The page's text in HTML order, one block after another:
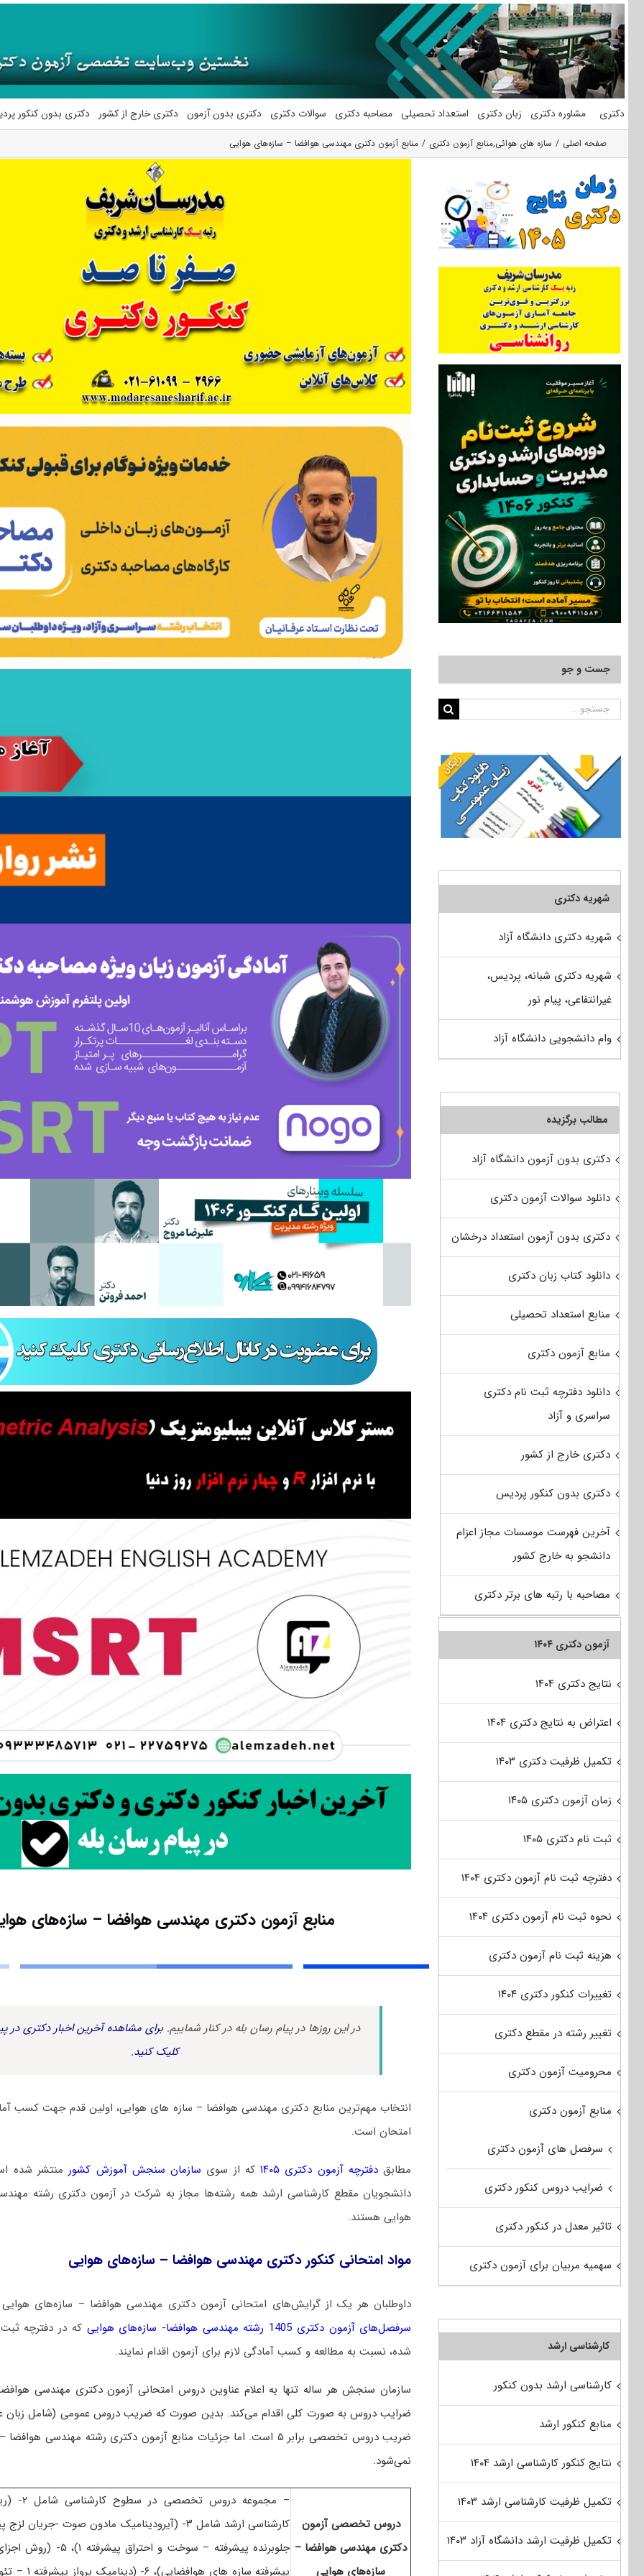
محتوا
دکتری مشاوره دکتری زبان دکتری استعداد تحصیلی مصاحبه دکتری سوالات دکتری دکتری بدون آزمون دکتری خارج از کشور دکتری بدون کنکور
صفحه اصلی سازه های هوائی,منابع آزمون دکتری منابع آزمون دکتری مهندسی هوافضا – سازه‌های هوایی
منابع آزمون دکتری مهندسی هوافضا – سازه‌های
در این روزها در پیام رسان بله در کنار شماییم. برای مشاهده آخرین اخبار دکتری در
کلیک کنید.
انتخاب مهم‌ترین منابع دکتری مهندسی هوافضا – سازه‌ های هوایی، اولین قدم جهت کسب
امتحان است.
مطابقدفترچه آزمون دکتری ۱۴۰۵ که از سوی سازمان سنجش آموزش کشورمنتشر شده
دانشجویان مقطع کارشناسی ارشد همه رشته‌ها مجاز به شرکت در آزمون دکتری رشته
هوایی هستند.
مواد امتحانی کنکور دکتری مهندسی هوافضا – سازه‌های هوایی
داوطلبان هر یک از گرایش‌های امتحانی آزمون دکتری مهندسی هوافضا – سازه‌های
سرفصل‌های آزمون دکتری 1405 رشته مهندسی هوافضا- سازه‌های هوایی
شده، نسبت به مطالعه و کسب آمادگی لازم برای آزمون اقدام نمایند.
سازمان سنجش هر ساله تنها به اعلام عناوین دروس امتحانی آزمون دکتری مهندسی
ضریب دروس تخصصی برابر ۵ است
. اما جزئیات منابع آزمون دکتری رشته مهندسی هوافضا
نمی‌شود.
دروس تخصصی آزمون
دکتری مهندسی هوافضا –
سازه‌های هوایی
– مجموعه
جست و جو
جستجو
شهریه دکتری
شهریه دکتری دانشگاه آزاد
شهریه دکتری شبانه، پردیس،
غیرانتفاعی، پیام نور
وام دانشجویی دانشگاه آزاد
مطالب برگزیده
دکتری بدون آزمون دانشگاه آزاد
دانلود سوالات آزمون دکتری
دکتری بدون آزمون استعداد درخشان
دانلود کتاب زبان دکتری
منابع استعداد تحصیلی
منابع آزمون دکتری
دانلود دفترچه ثبت نام دکتری
سراسری و آزاد
دکتری خارج از کشور
دکتری بدون کنکور پردیس
آخرین فهرست موسسات مجاز اعزام
دانشجو به خارج کشور
مصاحبه با رتبه های برتر دکتری
آزمون دکتری ۱۴۰۴
نتایج دکتری ۱۴۰۴
اعتراض به نتایج دکتری ۱۴۰۴
تکمیل ظرفیت دکتری ۱۴۰۳
زمان آزمون دکتری ۱۴۰۵
ثبت نام دکتری ۱۴۰۵
دفترچه ثبت نام آزمون دکتری ۱۴۰۴
نحوه ثبت نام آزمون دکتری ۱۴۰۴
هزینه ثبت نام آزمون دکتری
تغییرات کنکور دکتری ۱۴۰۴
تغییر رشته در مقطع دکتری
محرومیت آزمون دکتری
منابع آزمون دکتری
سرفصل های آزمون دکتری
ضرایب دروس کنکور دکتری
تاثیر معدل در کنکور دکتری
سهمیه مربیان برای آزمون دکتری
کارشناسی ارشد
کارشناسی ارشد بدون کنکور
منابع کنکور ارشد
نتایج کنکور کارشناسی ارشد ۱۴۰۴
تکمیل ظرفیت کارشناسی ارشد ۱۴۰۳
تکمیل ظرفیت ارشد دانشگاه آزاد ۱۴۰۳